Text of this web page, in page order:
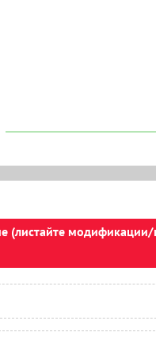
(листайте модификации/